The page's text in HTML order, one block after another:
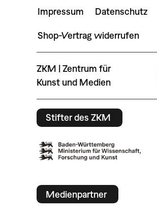
Impressum Datenschutz
Shop-Vertrag widerrufen
ZKM | Zentrum für
Kunst und Medien
Stifter des ZKM
Medienpartner